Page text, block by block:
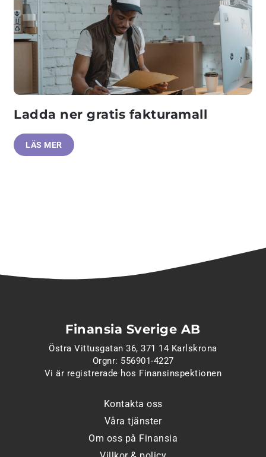
Ladda ner gratis fakturamall
LÄS MER
Finansia Sverige AB
Östra Vittusgatan 36, 371 14 Karlskrona
Orgnr: 556901-4227
Vi är registrerade hos Finansinspektionen
Kontakta oss
Våra tjänster
Om oss på Finansia